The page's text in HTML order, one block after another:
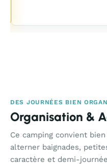
DES JOURNÉES BIEN
Organisation &
Ce camping convient
alterner baignades,
caractère et demi-